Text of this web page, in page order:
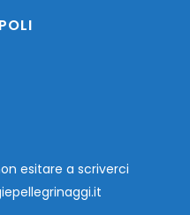
esitare a scriverci